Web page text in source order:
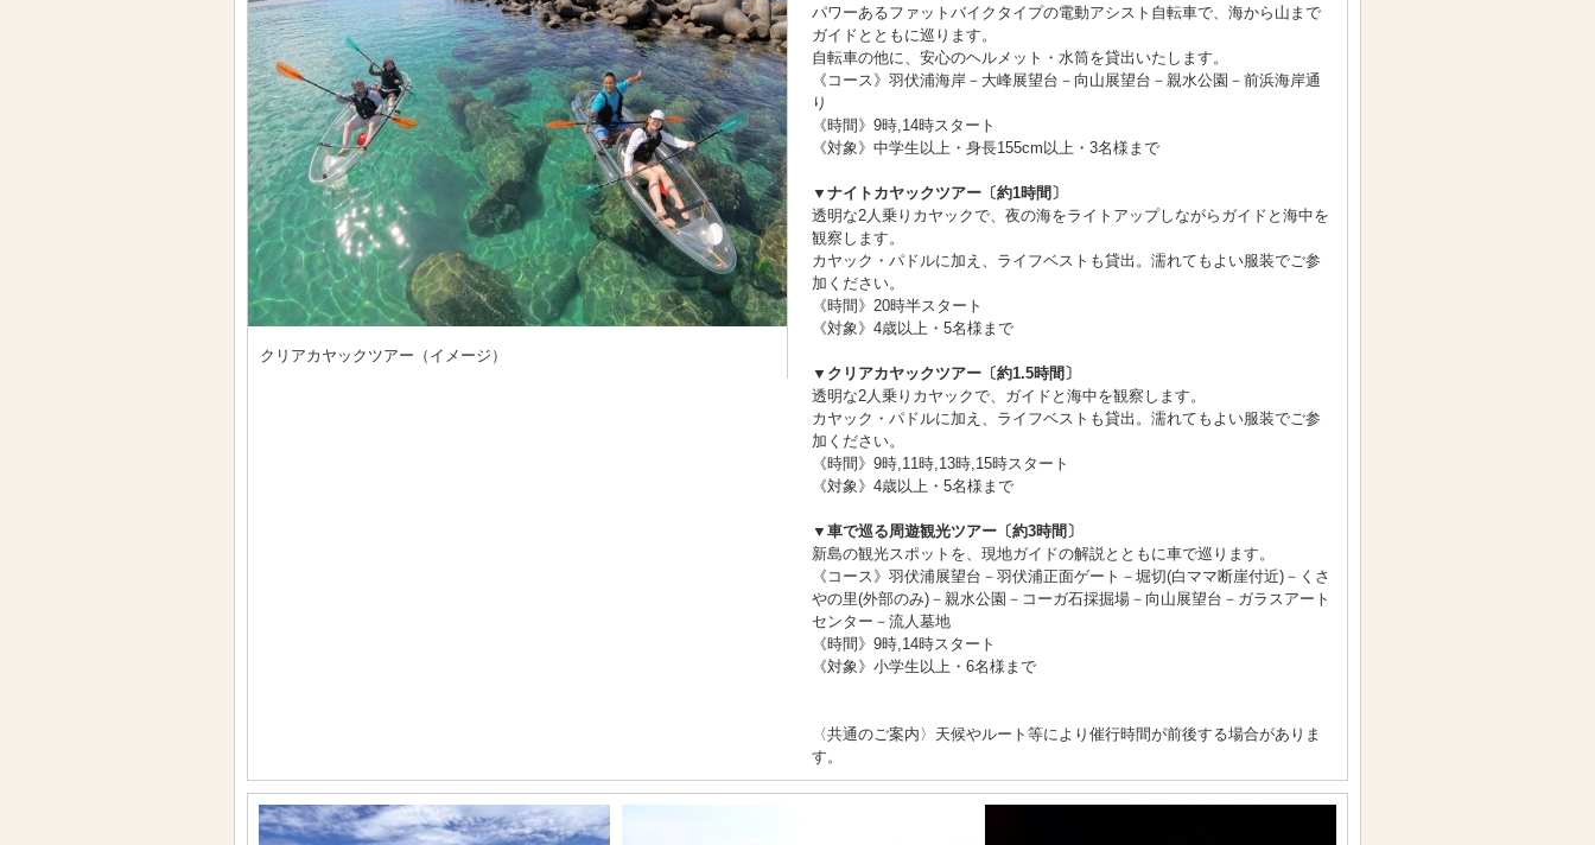
クリアカヤックツアー（イメージ）
パワーあるファットバイクタイプの電動アシスト自転車で、海から山まで
ガイドとともに巡ります。
自転車の他に、安心のヘルメット・水筒を貸出いたします。
《コース》羽伏浦海岸－大峰展望台－向山展望台－親水公園－前浜海岸通
り
《時間》9時,14時スタート
《対象》中学生以上・身長155cm以上・3名様まで
▼ナイトカヤックツアー〔約1時間〕
透明な2人乗りカヤックで、夜の海をライトアップしながらガイドと海中を
観察します。
カヤック・パドルに加え、ライフベストも貸出。濡れてもよい服装でご参
加ください。
《時間》20時半スタート
《対象》4歳以上・5名様まで
▼クリアカヤックツアー〔約1.5時間〕
透明な2人乗りカヤックで、ガイドと海中を観察します。
カヤック・パドルに加え、ライフベストも貸出。濡れてもよい服装でご参
加ください。
《時間》9時,11時,13時,15時スタート
《対象》4歳以上・5名様まで
▼車で巡る周遊観光ツアー〔約3時間〕
新島の観光スポットを、現地ガイドの解説とともに車で巡ります。
《コース》羽伏浦展望台－羽伏浦正面ゲート－堀切(白ママ断崖付近)－くさ
やの里(外部のみ)－親水公園－コーガ石採掘場－向山展望台－ガラスアート
センター－流人墓地
《時間》9時,14時スタート
《対象》小学生以上・6名様まで
〈共通のご案内〉天候やルート等により催行時間が前後する場合がありま
す。